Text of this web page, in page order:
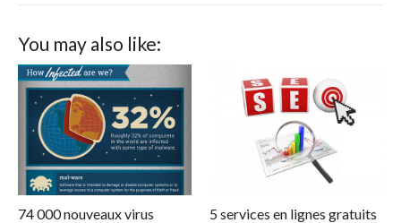
You may also like:
74 000 nouveaux virus
5 services en lignes gratuits